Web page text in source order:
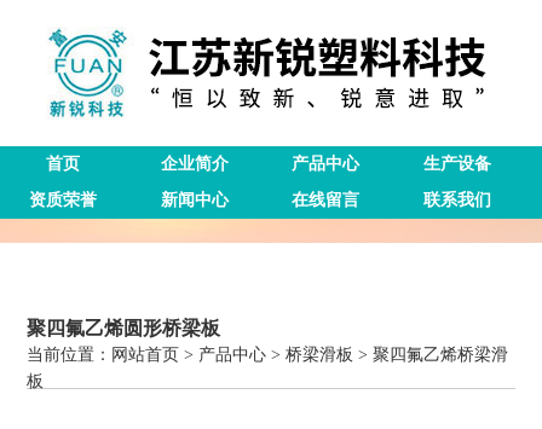
首页 企业简介 产品中心
生产设备
资质荣誉
新闻中心 在线留言 联系我们
聚四氟乙烯圆形桥梁板
当前位置： 网站首页 > 产品中心 >桥梁滑板 >聚四氟乙烯桥梁滑
板